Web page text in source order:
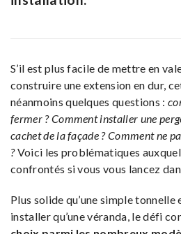
S’il est plus facile de mettre en
construire une extension en dur,
néanmoins quelques questions :
fermer ? Comment installer une
cachet de la façade ? Comment ne
?Voici les problématiques
confrontés si vous vous lancez
Plus solide qu’une simple
installer qu’une véranda, le défi